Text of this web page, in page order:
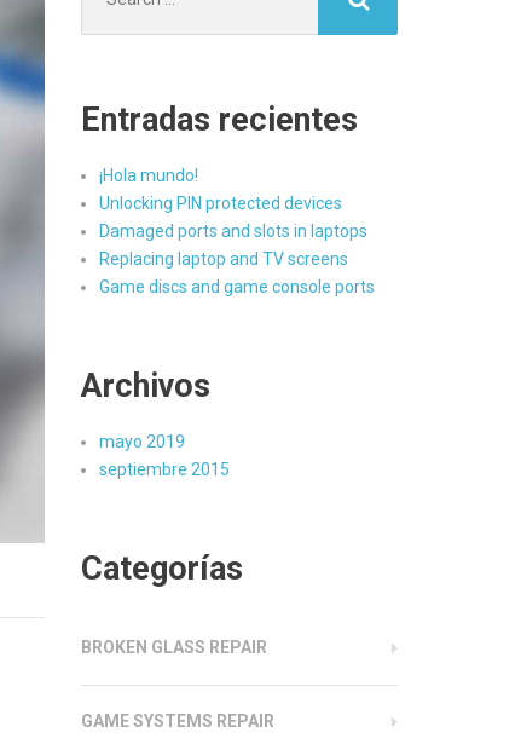
Entradas recientes
¡Hola mundo!
Unlocking PIN protected devices
Damaged ports and slots in laptops
Replacing laptop and TV screens
Game discs and game console ports
Archivos
mayo 2019
septiembre 2015
Categorías
BROKEN GLASS REPAIR
GAME SYSTEMS REPAIR